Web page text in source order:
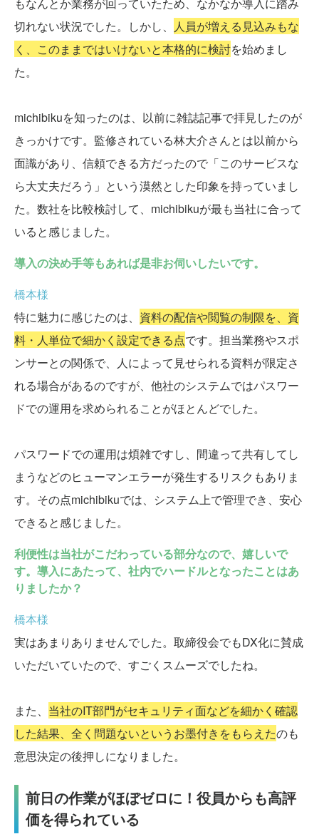
もなんとか業務が回っていたため、なかなか導入に踏み
切れない状況でした。しかし、 人員が増える見込みもな
く、このままではいけないと本格的に検討を始めまし
た。
michibikuを知ったのは、以前に雑誌記事で拝見したのが
きっかけです。監修されている林大介さんとは以前から
面識があり、信頼できる方だったので「このサービスな
ら大丈夫だろう」という漠然とした印象を持っていまし
た。数社を比較検討して、michibikuが最も当社に合って
いると感じました。
導入の決め手等もあれば是非お伺いしたいです。
橋本様
特に魅力に感じたのは、 資料の配信や閲覧の制限を、資
料・人単位で細かく設定できる点です。担当業務やスポ
ンサーとの関係で、人によって見せられる資料が限定さ
れる場合があるのですが、他社のシステムではパスワー
ドでの運用を求められることがほとんどでした。
パスワードでの運用は煩雑ですし、間違って共有してし
まうなどのヒューマンエラーが発生するリスクもありま
す。その点michibikuでは、システム上で管理でき、安心
できると感じました。
利便性は当社がこだわっている部分なので、嬉しいで
す。導入にあたって、社内でハードルとなったことはあ
りましたか？
橋本様
実はあまりありませんでした。取締役会でもDX化に賛成
いただいていたので、すごくスムーズでしたね。
また、 当社のIT部門がセキュリティ面などを細かく確認
した結果、全く問題ないというお墨付きをもらえたのも
意思決定の後押しになりました。
前日の作業がほぼゼロに！役員からも高評
価を得られている